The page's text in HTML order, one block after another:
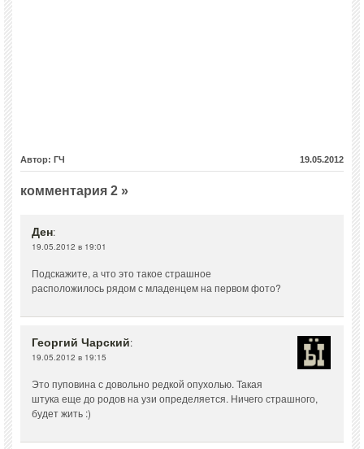
Автор: ГЧ 19.05.2012
комментария 2 »
Ден:
19.05.2012 в 19:01
Подскажите, а что это такое страшное
расположилось рядом с младенцем на первом фото?
Георгий Чарский:
19.05.2012 в 19:15
Это пуповина с довольно редкой опухолью. Такая
штука еще до родов на узи определяется. Ничего страшного,
будет жить :)